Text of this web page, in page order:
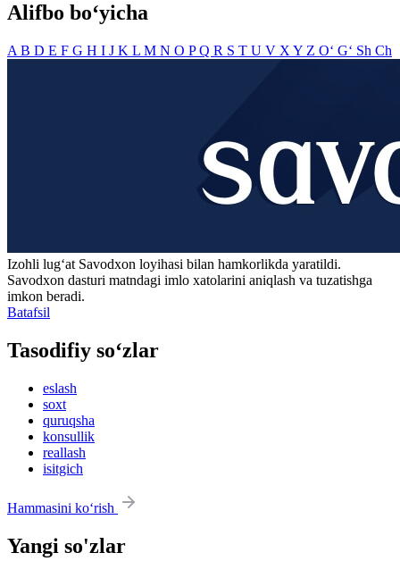
Alifbo bo‘yicha
A B D E F G H I J K L M N O PQ R S T U V X Y Z O‘ G‘ Sh Ch
Izohli lugʻat Savodxon loyihasi bilan hamkorlikda yaratildi.
Savodxon dasturi matndagi imlo xatolarini aniqlash va tuzatishga
imkon beradi.
Batafsil
Tasodifiy so‘zlar
eslash
soxt
quruqsha
konsullik
reallash
isitgich
Hammasini ko‘rish
Yangi so'zlar